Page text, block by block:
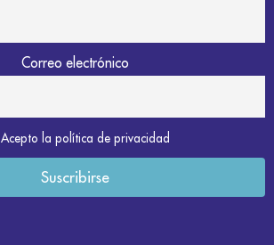
Correo electrónico
Acepto la política de privacidad